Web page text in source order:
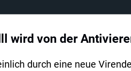
wird von der
durch eine neue